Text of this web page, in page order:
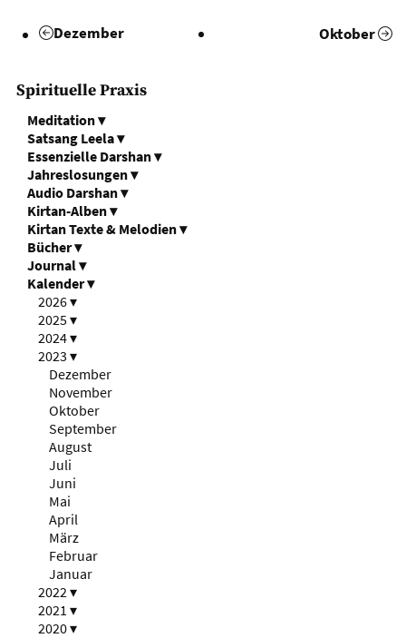
Dezember Oktober
Spirituelle Praxis
Meditation▾
Satsang Leela▾
Essenzielle Darshan▾
Jahreslosungen▾
Audio Darshan▾
Kirtan-Alben▾
Kirtan Texte & Melodien▾
Bücher▾
Journal▾
Kalender▾
2026▾
2025▾
2024▾
2023 ▾
Dezember
November
Oktober
September
August
Juli
Juni
Mai
April
März
Februar
Januar
2022 ▾
2021 ▾
2020▾